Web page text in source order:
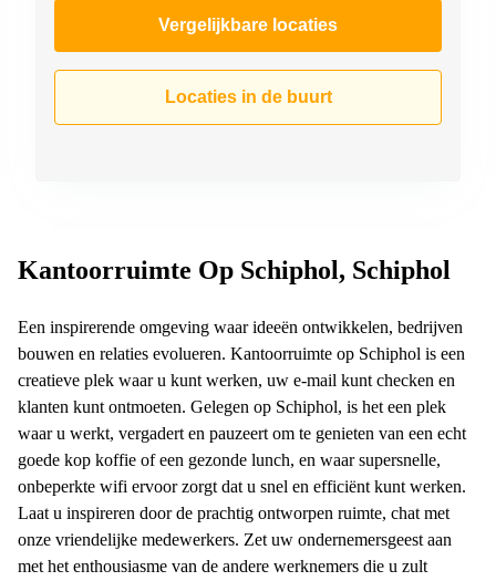
Vergelijkbare locaties
Locaties in de buurt
Kantoorruimte Op Schiphol, Schiphol
Een inspirerende omgeving waar ideeën ontwikkelen, bedrijven
bouwen en relaties evolueren. Kantoorruimte op Schiphol is een
creatieve plek waar u kunt werken, uw e-mail kunt checken en
klanten kunt ontmoeten. Gelegen op Schiphol, is het een plek
waar u werkt, vergadert en pauzeert om te genieten van een echt
goede kop koffie of een gezonde lunch, en waar supersnelle,
onbeperkte wifi ervoor zorgt dat u snel en efficiënt kunt werken.
Laat u inspireren door de prachtig ontworpen ruimte, chat met
onze vriendelijke medewerkers. Zet uw ondernemersgeest aan
met het enthousiasme van de andere werknemers die u zult